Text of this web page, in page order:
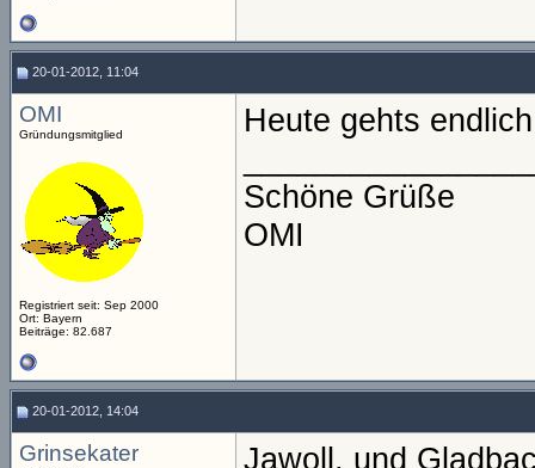
20-01-2012, 11:04
OMI
Gründungsmitglied
Registriert seit: Sep 2000
Ort: Bayern
Beiträge: 82.687
Heute gehts
Schöne Grüße
OMI
20-01-2012, 14:04
Grinsekater
Jawoll, und